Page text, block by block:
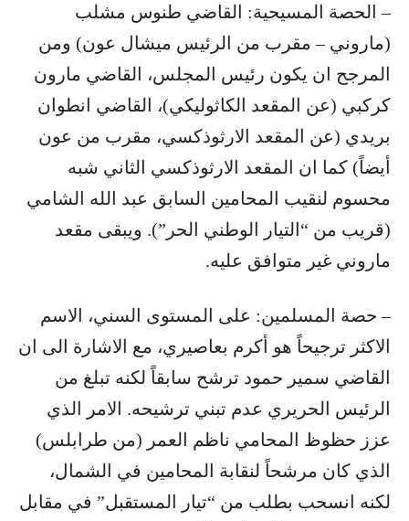
– الحصة المسيحية: القاضي طنوس مشلب
(ماروني – مقرب من الرئيس ميشال عون) ومن
المرجح ان يكون رئيس المجلس، القاضي مارون
كركبي (عن المقعد الكاثوليكي)، القاضي انطوان
بريدي (عن المقعد الارثوذكسي، مقرب من عون
أيضاً) كما ان المقعد الارثوذكسي الثاني شبه
محسوم لنقيب المحامين السابق عبد الله الشامي
(قريب من “التيار الوطني الحر”). ويبقى مقعد
ماروني غير متوافق عليه.
– حصة المسلمين: على المستوى السني، الاسم
الاكثر ترجيحاً هو أكرم بعاصيري، مع الاشارة الى ان
القاضي سمير حمود ترشح سابقاً لكنه تبلغ من
الرئيس الحريري عدم تبني ترشيحه. الامر الذي
عزز حظوظ المحامي ناظم العمر (من طرابلس)
الذي كان مرشحاً لنقابة المحامين في الشمال،
لكنه انسحب بطلب من “تيار المستقبل” في مقابل